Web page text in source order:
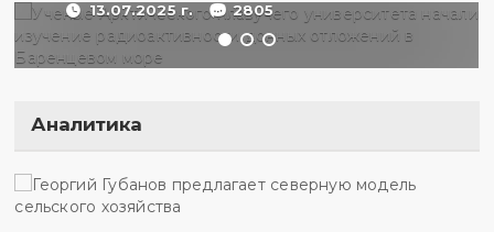
13.07.2025 г. 2805
Аналитика